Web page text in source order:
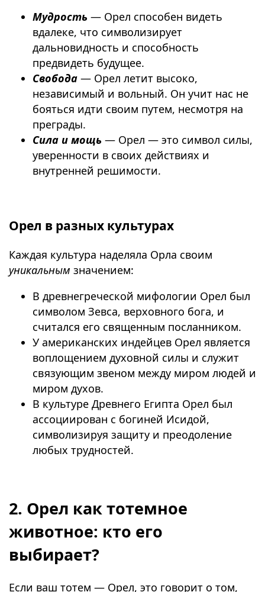
Мудрость — Орел способен видеть
вдалеке, что символизирует
дальновидность и способность
предвидеть будущее.
Свобода — Орел летит высоко,
независимый и вольный. Он учит нас не
бояться идти своим путем, несмотря на
преграды.
Сила и мощь — Орел — это символ силы,
уверенности в своих действиях и
внутренней решимости.
Орел в разных культурах
Каждая культура наделяла Орла своим
уникальным значением:
В древнегреческой мифологии Орел был
символом Зевса, верховного бога, и
считался его священным посланником.
У американских индейцев Орел является
воплощением духовной силы и служит
связующим звеном между миром людей и
миром духов.
В культуре Древнего Египта Орел был
ассоциирован с богиней Исидой,
символизируя защиту и преодоление
любых трудностей.
2. Орел как тотемное
животное: кто его
выбирает?
Если ваш тотем — Орел, это говорит о том,